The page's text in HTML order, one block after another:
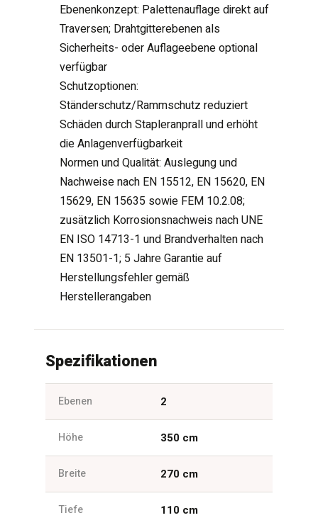
Ebenenkonzept: Palettenauflage direkt auf
Traversen; Drahtgitterebenen als
Sicherheits- oder Auflageebene optional
verfügbar
Schutzoptionen:
Ständerschutz/Rammschutz reduziert
Schäden durch Stapleranprall und erhöht
die Anlagenverfügbarkeit
Normen und Qualität: Auslegung und
Nachweise nach EN 15512, EN 15620, EN
15629, EN 15635 sowie FEM 10.2.08;
zusätzlich Korrosionsnachweis nach UNE
EN ISO 14713-1 und Brandverhalten nach
EN 13501-1; 5 Jahre Garantie auf
Herstellungsfehler gemäß
Herstellerangaben
Spezifikationen
Ebenen 2
Höhe 350 cm
Breite 270 cm
Tiefe 110 cm